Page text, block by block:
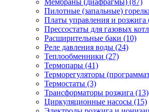
Мембраны (диафрагмы) (87)
Пилотные (запальные)
Платы управления и розжига
Прессостаты для газовых
Расширительные баки (10)
Реле давления воды (24)
Теплообменники (27)
Термопары (41)
Терморегуляторы
Термостаты (3)
Трансформаторы розжига (13)
Циркуляционные насосы (15)